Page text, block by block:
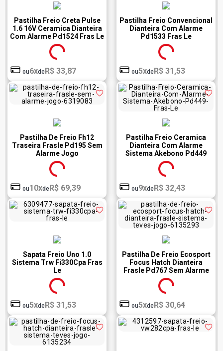
Pastilha Freio Creta Pulse
1.6 16V Ceramica Dianteira
Com Alarme Pd1524 Fras Le
ou6xdeR$ 33,87
Pastilha Freio Convencional
Dianteira Com Alarme
Pd1533 Fras Le
ou5xdeR$ 31,53
Pastilha De Freio Fh12
Traseira Frasle Pd195 Sem
Alarme Jogo
ou10xdeR$ 69,39
Pastilha Freio Ceramica
Dianteira Com Alarme
Sistema Akebono Pd449
Fras Le
ou9xdeR$ 32,43
Sapata Freio Uno 1.0
Sistema Trw Fi330Cpa Fras
Le
ou5xdeR$ 31,53
Pastilha De Freio Ecosport
Focus Hatch Dianteira
Frasle Pd767 Sem Alarme
Sistema Teves Jogo
ou5xdeR$ 30,64